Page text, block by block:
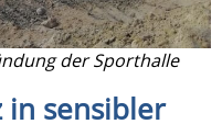
der Sporthalle
in sensibler